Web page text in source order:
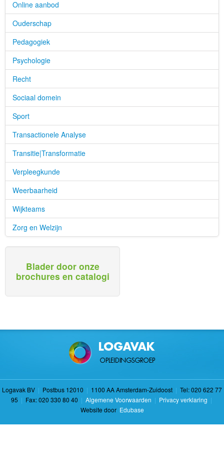
Online aanbod
Ouderschap
Pedagogiek
Psychologie
Recht
Sociaal domein
Sport
Transactionele Analyse
Transitie|Transformatie
Verpleegkunde
Weerbaarheid
Wijkteams
Zorg en Welzijn
Blader door onze
brochures en catalogi
Logavak BV | Postbus 12010 | 1100 AA Amsterdam-Zuidoost | Tel: 020 622 77
95 | Fax: 020 330 80 40 | Algemene Voorwaarden | Privacy verklaring |
Website door Edubase